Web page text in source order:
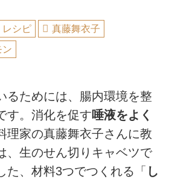
レシピ
真藤舞衣子
ン
るためには、腸内環境を整
す。消化を促す唾液をよく
理家の真藤舞衣子さんに教
、生のせん切りキャベツで
た、材料3つでつくれる「 し